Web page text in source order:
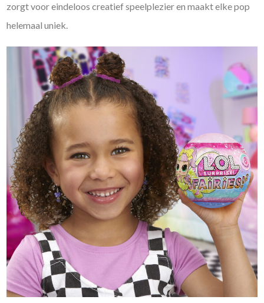
zorgt voor eindeloos creatief speelplezier en maakt elke pop
helemaal uniek.